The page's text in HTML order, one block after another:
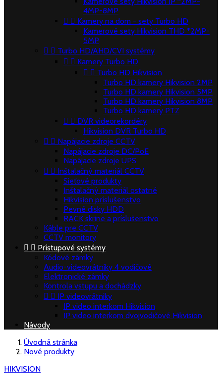
4MP-8MP
  Kamery na dom - sety Turbo HD
Kamerové sety Hikvision THD *2MP-
5MP
  Turbo HD/AHD/CVI systémy
  Kamery Turbo HD
  Turbo HD Hikvision
Turbo HD kamery Hikvision 2MP
Turbo HD kamery Hikvision 5MP
Turbo HD kamery Hikvision 8MP
Turbo HD kamery PTZ
  DVR videorekordéry
Hikvision DVR Turbo HD
  Napájacie zdroje CCTV
Napájacie zdroje DC/PoE
Napájacie zdroje UPS
  Inštalačný materiál CCTV
Sieťové produkty
Inštalačný materiál ostatné
Hikvision príslušenstvo
Pevné disky HDD
RACK skrine a príslušenstvo
Káble pre CCTV
CCTV monitory
  Prístupové systémy
Kódové zámky
Audio-videovrátniky 4 vodičové
Elektronické zámky
Kontrola vstupu a dochádzky
  IP videovrátniky
IP video interkom Hikvision
IP video interkom dvojvodičové Hikvision
Návody
Úvodná stránka
Nové produkty
HIKVISION